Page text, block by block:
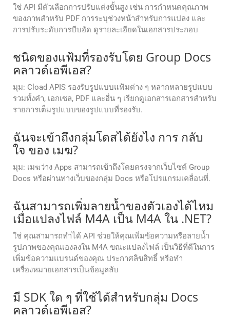
ใช่ API มีตัวเลือกการปรับแต่งขั้นสูง เช่น การกำหนดคุณภาพ
ของภาพสำหรับ PDF การระบุช่วงหน้าสำหรับการแปลง และ
การปรับระดับการบีบอัด ดูรายละเอียดในเอกสารประกอบ
ชนิดของแฟ้มที่รองรับโดย Group Docs
คลาวด์เอพีเอส?
มุม: Cload APIS รองรับรูปแบบแฟ้มต่าง ๆ หลากหลายรูปแบบ
รวมทั้งคํา, เอกเซล, PDF และอื่น ๆ เรียกดูเอกสารเอกสารสําหรับ
รายการเต็มรูปแบบของรูปแบบที่รองรับ.
ฉันจะเข้าถึงกลุ่มโดสได้ยังไง การ กลับ
ใจ ของ เมฆ?
มุม: เมฆว่าง Apps สามารถเข้าถึงโดยตรงจากเว็บไซต์ Group
Docs หรือผ่านทางเว็บของกลุ่ม Docs หรือโปรแกรมเคลื่อนที่.
ฉันสามารถเพิ่มลายน้ำของตัวเองได้ไหม
เมื่อแปลงไฟล์ M4A เป็น M4A ใน .NET?
ใช่ คุณสามารถทำได้ API ช่วยให้คุณเพิ่มข้อความหรือลายน้ำ
รูปภาพของคุณเองลงใน M4A ขณะแปลงไฟล์ เป็นวิธีที่ดีในการ
เพิ่มข้อความแบรนด์ของคุณ ประกาศลิขสิทธิ์ หรือทำ
เครื่องหมายเอกสารเป็นข้อมูลลับ
มี SDK ใด ๆ ที่ใช้ได้สําหรับกลุ่ม Docs
คลาวด์เอพีเอส?